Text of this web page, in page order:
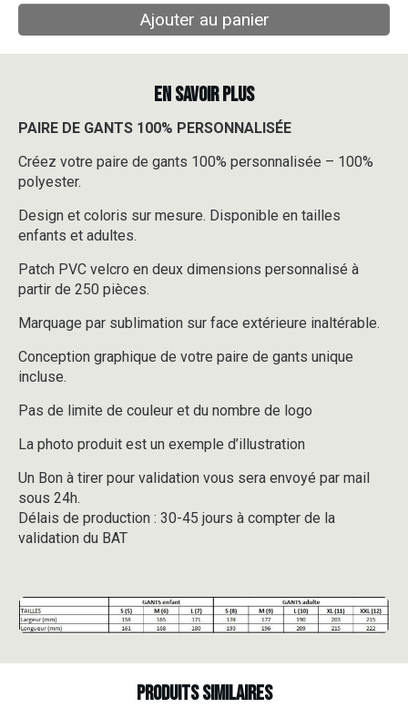
Ajouter au panier
EN SAVOIR PLUS
PAIRE DE GANTS 100% PERSONNALISÉE
Créez votre paire de gants 100% personnalisée – 100%
polyester.
Design et coloris sur mesure. Disponible en tailles
enfants et adultes.
Patch PVC velcro en deux dimensions personnalisé à
partir de 250 pièces.
Marquage par sublimation sur face extérieure inaltérable.
Conception graphique de votre paire de gants unique
incluse.
Pas de limite de couleur et du nombre de logo
La photo produit est un exemple d’illustration
Un Bon à tirer pour validation vous sera envoyé par mail
sous 24h.
Délais de production : 30-45 jours à compter de la
validation du BAT
Produits similaires